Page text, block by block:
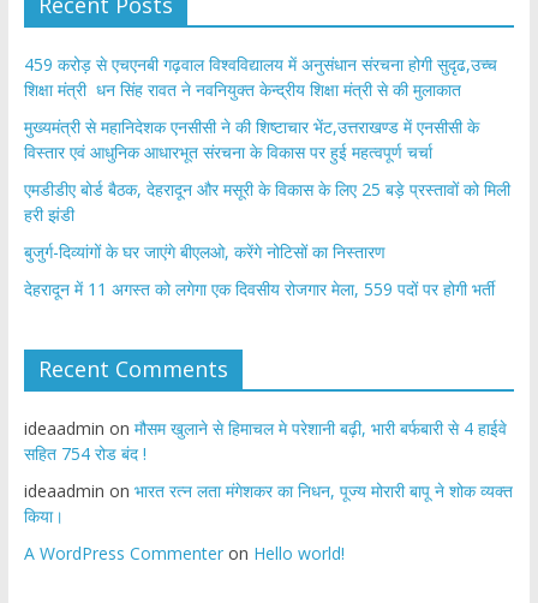
459 करोड़ से एचएनबी गढ़वाल विश्वविद्यालय में अनुसंधान संरचना होगी सुदृढ,उच्च
शिक्षा मंत्री धन सिंह रावत ने नवनियुक्त केन्द्रीय शिक्षा मंत्री से की मुलाकात
मुख्यमंत्री से महानिदेशक एनसीसी ने की शिष्टाचार भेंट,उत्तराखण्ड में एनसीसी के
विस्तार एवं आधुनिक आधारभूत संरचना के विकास पर हुई महत्वपूर्ण चर्चा
एमडीडीए बोर्ड बैठक, देहरादून और मसूरी के विकास के लिए 25 बड़े प्रस्तावों को मिली
हरी झंडी
बुजुर्ग-दिव्यांगों के घर जाएंगे बीएलओ, करेंगे नोटिसों का निस्तारण
​देहरादून में 11 अगस्त को लगेगा एक दिवसीय रोजगार मेला, 559 पदों पर होगी भर्ती
Recent Comments
ideaadmin on मौसम खुलाने से हिमाचल मे परेशानी बढ़ी, भारी बर्फबारी से 4 हाईवे
सहित 754 रोड बंद !
ideaadmin on भारत रत्न लता मंगेशकर का निधन, पूज्य मोरारी बापू ने शोक व्यक्त
किया।
A WordPress Commenteron Hello world!